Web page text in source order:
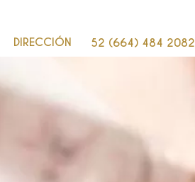
DIRECCIÓN 52 (664) 484 2082